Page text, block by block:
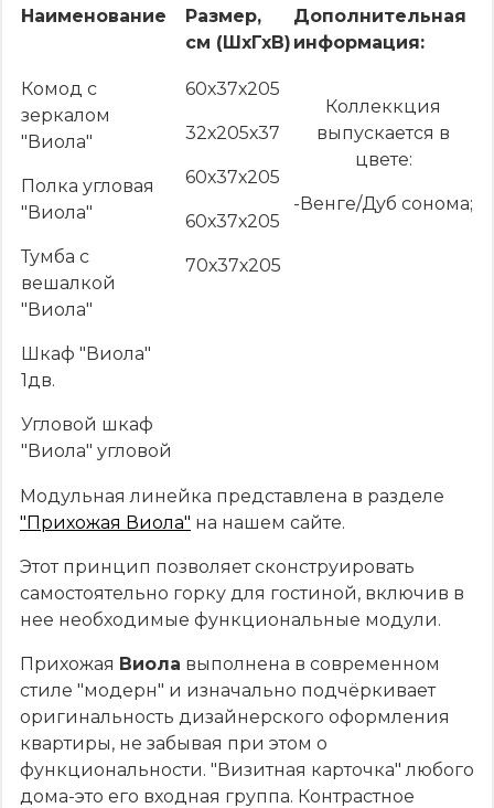
Наименование
Размер,
см (ШхГхВ)
Дополнительная
информация:
Комод с
зеркалом
"Виола"
Полка угловая
"Виола"
Тумба с
вешалкой
"Виола"
Шкаф "Виола"
1дв.
Угловой шкаф
"Виола" угловой
60х37х205
32х205х37
60х37х205
60х37х205
70х37х205
Коллеккция
выпускается в
цвете:
-Венге/Дуб сонома;
Модульная линейка представлена в разделе
"Прихожая Виола" на нашем сайте.
Этот принцип позволяет сконструировать
самостоятельно горку для гостиной, включив в
нее необходимые функциональные модули.
Прихожая Виола выполнена в современном
стиле "модерн" и изначально подчёркивает
оригинальность дизайнерского оформления
квартиры, не забывая при этом о
функциональности. "Визитная карточка" любого
дома-это его входная группа. Контрастное